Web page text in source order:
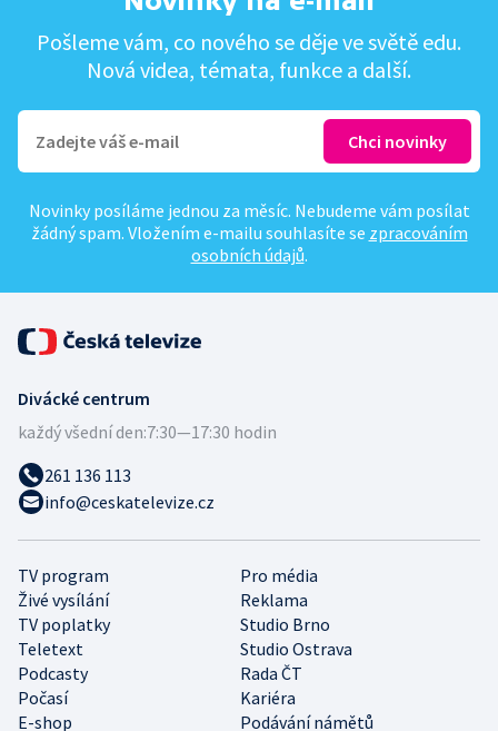
Pošleme vám, co nového se děje ve světě edu.
Nová videa, témata, funkce a další.
Novinky posíláme jednou za měsíc. Nebudeme vám posílat
žádný spam. Vložením e-mailu souhlasíte se zpracováním
osobních údajů.